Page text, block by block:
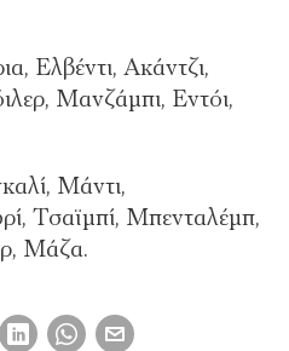
Ελβέντι, Ακάντζι,
Μανζάμπι, Εντόι,
Μάντι,
Τσαϊμπί, Μπενταλέμπ,
Μάζα.